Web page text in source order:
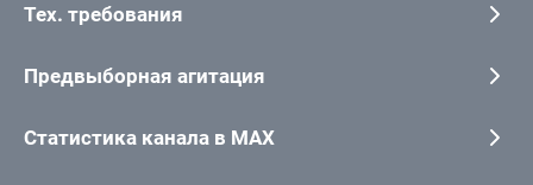
Тех. требования
Предвыборная агитация
Статистика канала в MAX